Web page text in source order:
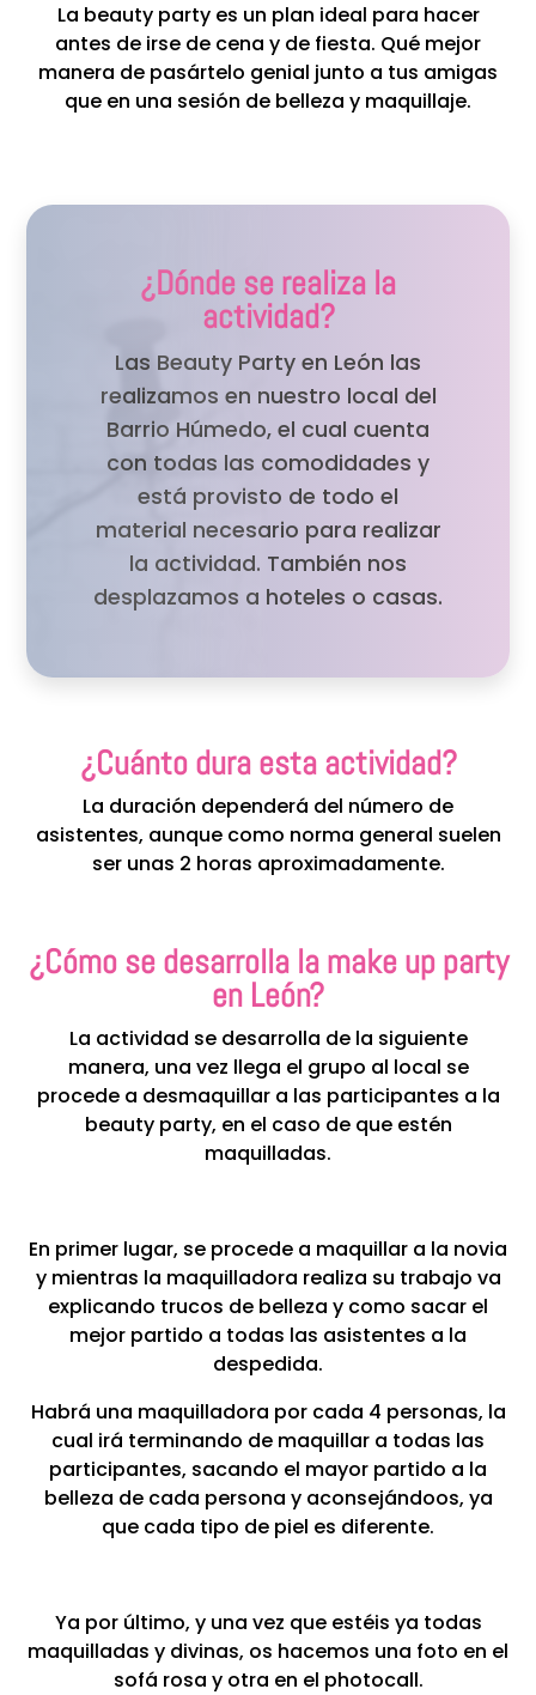
La beauty party es un plan ideal para hacer
antes de irse de cena y de fiesta. Qué mejor
manera de pasártelo genial junto a tus amigas
que en una sesión de belleza y maquillaje.
¿Dónde se realiza la
actividad?
Las Beauty Party en León las
realizamos en nuestro local del
Barrio Húmedo, el cual cuenta
con todas las comodidades y
está provisto de todo el
material necesario para realizar
la actividad. También nos
desplazamos a hoteles o casas.
¿Cuánto dura esta actividad?
La duración dependerá del número de
asistentes, aunque como norma general suelen
ser unas 2 horas aproximadamente.
¿Cómo se desarrolla la make up party
en León?
La actividad se desarrolla de la siguiente
manera, una vez llega el grupo al local se
procede a desmaquillar a las participantes a la
beauty party, en el caso de que estén
maquilladas.
En primer lugar, se procede a maquillar a la novia
y mientras la maquilladora realiza su trabajo va
explicando trucos de belleza y como sacar el
mejor partido a todas las asistentes a la
despedida.
Habrá una maquilladora por cada 4 personas, la
cual irá terminando de maquillar a todas las
participantes, sacando el mayor partido a la
belleza de cada persona y aconsejándoos, ya
que cada tipo de piel es diferente.
Ya por último, y una vez que estéis ya todas
maquilladas y divinas, os hacemos una foto en el
sofá rosa y otra en el photocall.